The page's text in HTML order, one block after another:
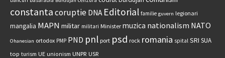
constantacoruptie DNA Editorial familie guvern legionari
mangalia MAPN militar militari Minister muzica nationalism NATO
Ohanesian ortodox PMP PND pnl port psd rock romania spital SRI SUA
top turism UE unionism UNPR USR